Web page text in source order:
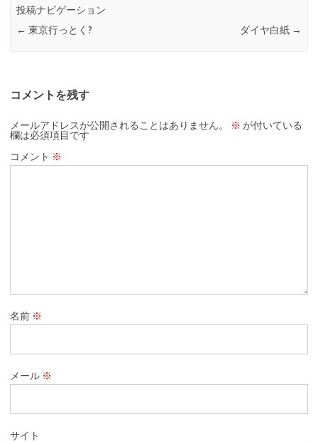
投稿ナビゲーション
← 東京行っとく? ダイヤ白紙 →
コメントを残す
メールアドレスが公開されることはありません。 ※ が付いている
欄は必須項目です
コメント ※
名前 ※
メール ※
サイト